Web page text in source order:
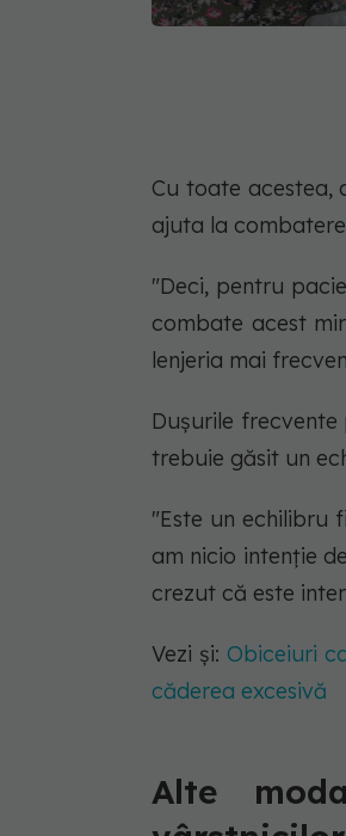
Cu toate acestea,
ajuta la
"Deci, pentru
combate acest
lenjeria mai
Dușurile
trebuie găsit un
"Este un echilibru
am nicio intenție
crezut că este
Vezi și:Obiceiuri
căderea excesivă
Alte